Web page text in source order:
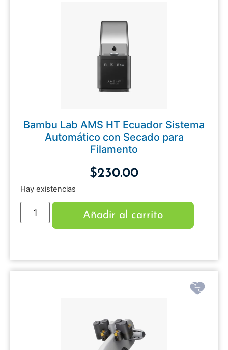
Bambu Lab AMS HT Ecuador Sistema
Automático con Secado para
Filamento
$230.00
Hay existencias
Añadir al carrito